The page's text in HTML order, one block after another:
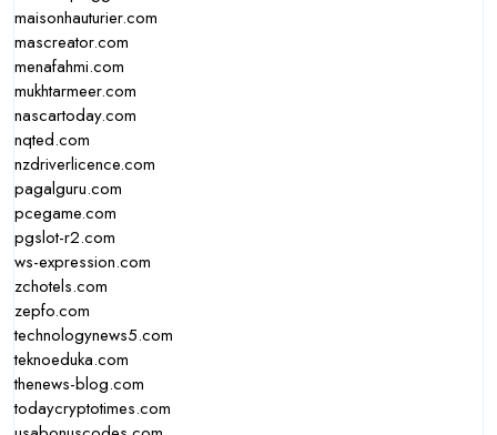
maisonhauturier.com
mascreator.com
menafahmi.com
mukhtarmeer.com
nascartoday.com
nqted.com
nzdriverlicence.com
pagalguru.com
pcegame.com
pgslot-r2.com
ws-expression.com
zchotels.com
zepfo.com
technologynews5.com
teknoeduka.com
thenews-blog.com
todaycryptotimes.com